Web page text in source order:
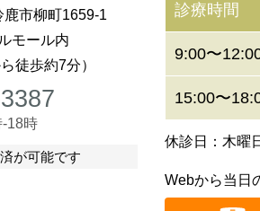
市柳町1659-1
モール内
徒歩約7分）
18時
が可能です
診療時間
9:00〜
15:00〜
休診日：木曜
Webから当日